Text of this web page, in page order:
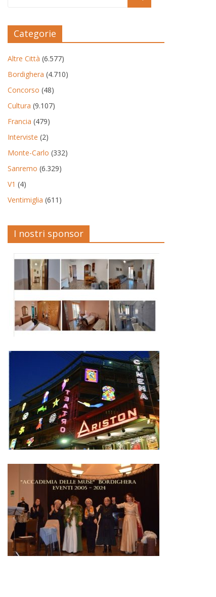
Categorie
Altre Città (6.577)
Bordighera (4.710)
Concorso (48)
Cultura (9.107)
Francia (479)
Interviste (2)
Monte-Carlo (332)
Sanremo (6.329)
V1 (4)
Ventimiglia (611)
I nostri sponsor